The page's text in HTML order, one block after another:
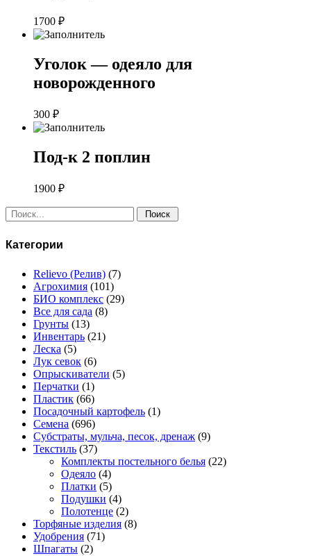
1700 ₽
Уголок — одеяло для
новорожденного
300 ₽
Под-к 2 поплин
1900 ₽
Поиск:
Категории
Relievo (Релив) (7)
Агрохимия (101)
БИО комплекс (29)
Все для сада (8)
Грунты (13)
Инвентарь (21)
Леска (5)
Лук севок (6)
Опрыскиватели (5)
Перчатки (1)
Пластик (66)
Посадочный картофель (1)
Семена (696)
Субстраты, мульча, песок, дренаж (9)
Текстиль (37)
Комплекты постельного белья (22)
Одеяло (4)
Платки (5)
Подушки (4)
Полотенце (2)
Торфяные изделия (8)
Удобрения (71)
Шпагаты (2)